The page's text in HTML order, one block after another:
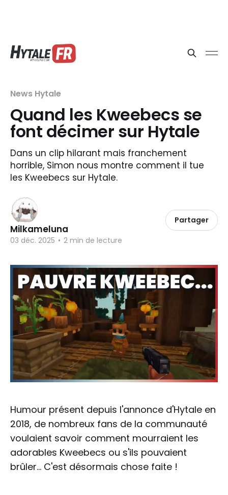
News Hytale
Quand les Kweebecs se
font décimer sur Hytale
Dans un clip hilarant mais franchement
horrible, Simon nous montre comment il tue
les Kweebecs sur Hytale.
Milkameluna
03 déc. 2025 • 2 min de lecture
Partager
Humour présent depuis l'annonce d'Hytale en
2018, de nombreux fans de la communauté
voulaient savoir comment mourraient les
adorables Kweebecs ou s'ils pouvaient
brûler... C'est désormais chose faite !